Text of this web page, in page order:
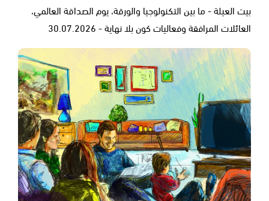
بيت العيلة - ما بين التكنولوجيا والورقة، يوم الصداقة العالمي،
العائلات المرافقة وفعاليات كون بلا نهاية - 30.07.2026